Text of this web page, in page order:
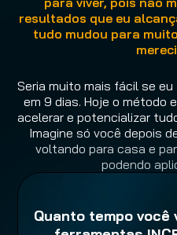
resultados que eu
tudo mudou para
Seria muito mais fácil se
em 9 dias. Hoje o método
acelerar e potencializar
Imagine só você depois
voltando para casa e
podendo
Quanto tempo